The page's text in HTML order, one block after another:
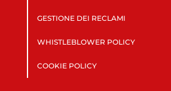
GESTIONE DEI RECLAMI
WHISTLEBLOWER POLICY
COOKIE POLICY